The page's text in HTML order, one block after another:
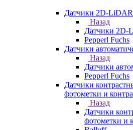
Датчики 2D-LiDAR
Назад
Датчики 2D-
Pepperl Fuchs
Датчики
Назад
Датчики
Pepperl Fuchs
Датчики
фотометки и
Назад
Датчики
фотометки и